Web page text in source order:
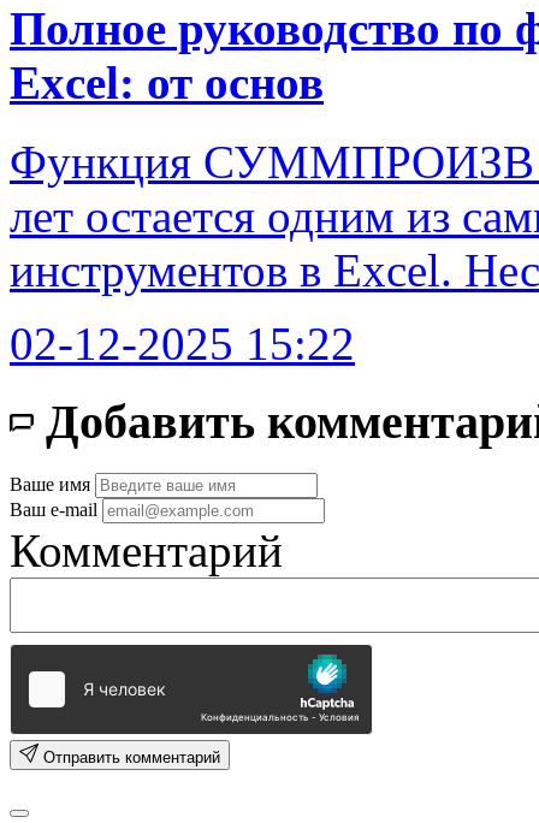
Полное руководство
Excel: от основ
Функция СУММПРОИЗВ
лет остается одним из
инструментов в Excel.
02-12-2025 15:22
Добавить
Ваше имя
Ваш e-mail
Комментарий
Отправить комментарий